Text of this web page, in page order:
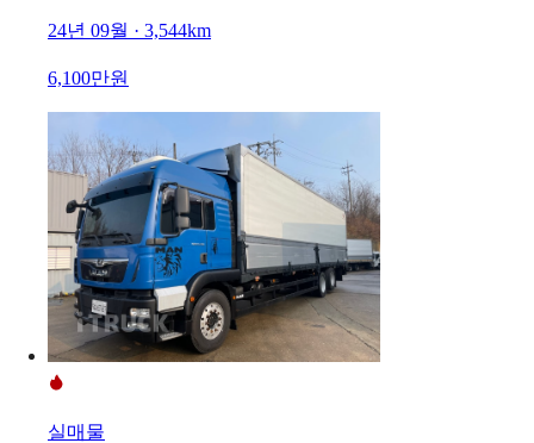
24년 09월 · 3,544km
6,100만원
실매물